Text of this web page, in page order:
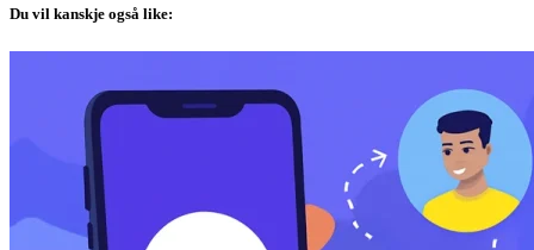
Du vil kanskje også like: